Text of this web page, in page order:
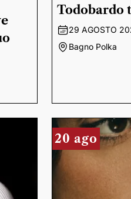
Todobardo
29 AGOSTO
Bagno Polka
20 ago